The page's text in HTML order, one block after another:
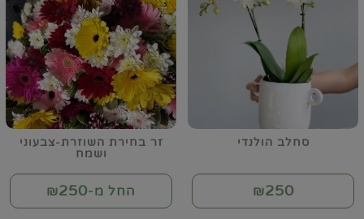
סחלב הולנדי
₪250
זר בחירת השוזרת-צבעוני
ושמח
החל מ-₪250